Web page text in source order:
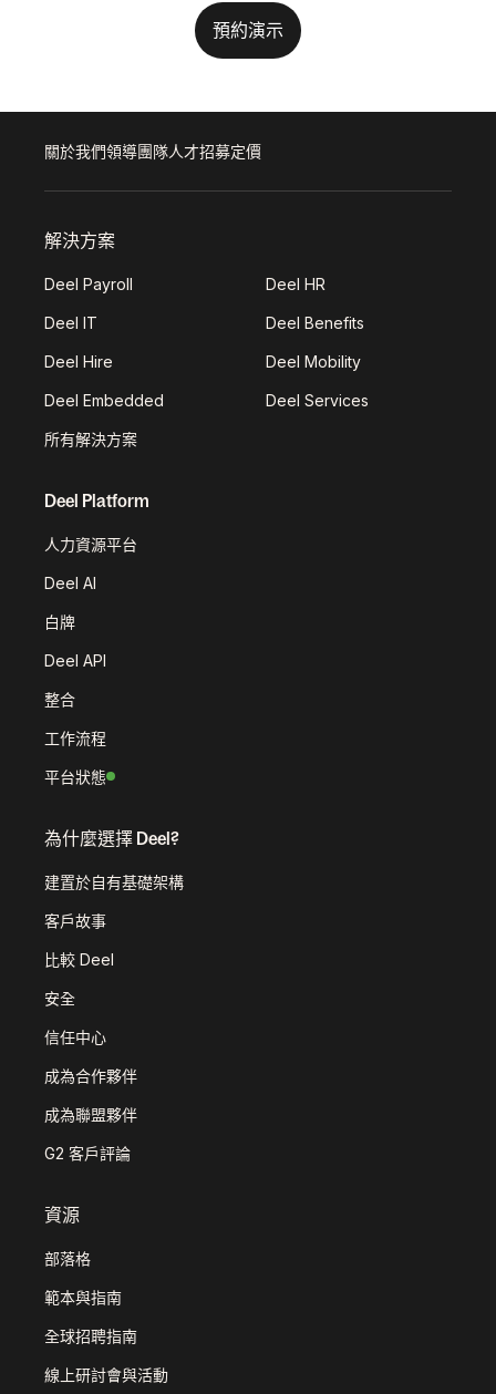
預約演示
關於我們領導團隊人才招募定價
解決方案
Deel Payroll Deel HR
Deel IT Deel Benefits
Deel Hire Deel Mobility
Deel Embedded Deel Services
所有解決方案
Deel Platform
人力資源平台
Deel AI
白牌
Deel API
整合
工作流程
平台狀態
為什麼選擇 Deel?
建置於自有基礎架構
客戶故事
比較 Deel
安全
信任中心
成為合作夥伴
成為聯盟夥伴
G2 客戶評論
資源
部落格
範本與指南
全球招聘指南
線上研討會與活動